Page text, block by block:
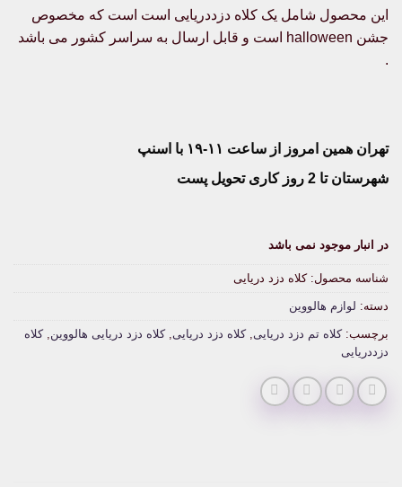
این محصول شامل یک کلاه دزددریایی است است که مخصوص
جشن halloween است و قابل ارسال به سراسر کشور می باشد
.
تهران همین امروز از ساعت ۱۱-۱۹ با اسنپ
شهرستان تا 2 روز کاری تحویل پست
در انبار موجود نمی باشد
شناسه محصول:کلاه دزد دریایی
دسته: لوازم هالووین
برچسب:کلاه تم دزد دریایی ,کلاه دزد دریایی ,کلاه دزد دریایی هالووین ,کلاه
دزددریایی